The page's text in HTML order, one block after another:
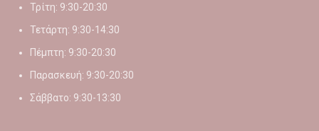
Τρίτη: 9:30-20:30
Τετάρτη: 9:30-14:30
Πέμπτη: 9:30-20:30
Παρασκευή: 9:30-20:30
Σάββατο: 9:30-13:30